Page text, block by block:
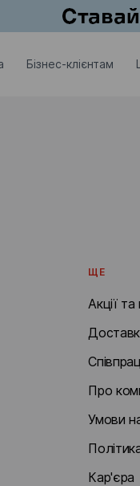
Бізнес-клієнтам
ЩЕ
Акції
Про
Умови
Кар'єра